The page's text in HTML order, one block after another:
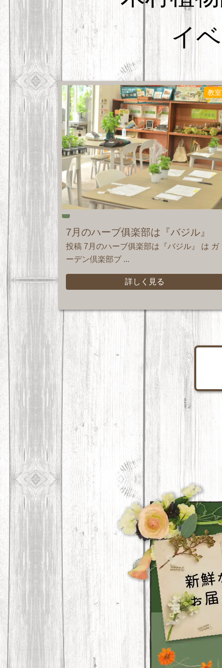
イ
教室
7月のハーブ俱楽部は『バジル』
投稿 7月のハーブ俱楽部は『バジル』 は ガ
ーデン倶楽部ブ ...
詳しく見る